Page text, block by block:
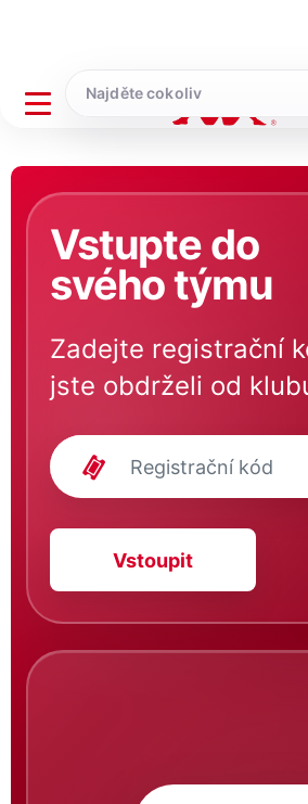
Vstupte do
svého týmu
Zadejte registrační
jste obdrželi od
Vstoupit